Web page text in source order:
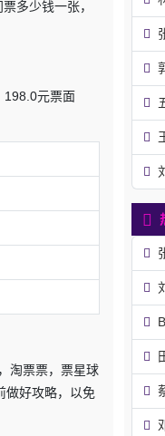
多少钱一张，
198.0元票面
淘票票，票星球
做好攻略，以免